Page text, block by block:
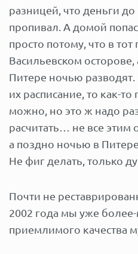
разницей, что деньги
пропивал. А домой
просто потому, что в
Васильевском осторове,
Питере ночью разводят.
их расписание, то как-то
можно, но это ж надо
расчитать… не все этим
а поздно ночью в
Не фиг делать, только
Почти не
2002 года мы уже
приемлимого качества